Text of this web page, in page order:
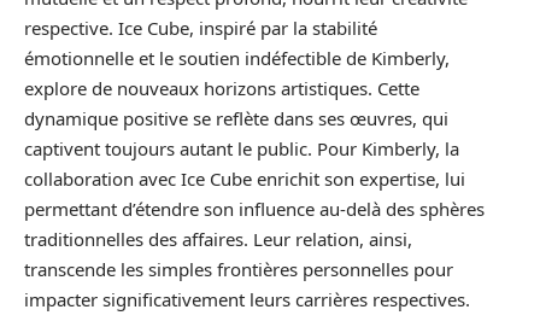
respective. Ice Cube, inspiré par la stabilité
émotionnelle et le soutien indéfectible de Kimberly,
explore de nouveaux horizons artistiques. Cette
dynamique positive se reflète dans ses œuvres, qui
captivent toujours autant le public. Pour Kimberly, la
collaboration avec Ice Cube enrichit son expertise, lui
permettant d’étendre son influence au-delà des sphères
traditionnelles des affaires. Leur relation, ainsi,
transcende les simples frontières personnelles pour
impacter significativement leurs carrières respectives.